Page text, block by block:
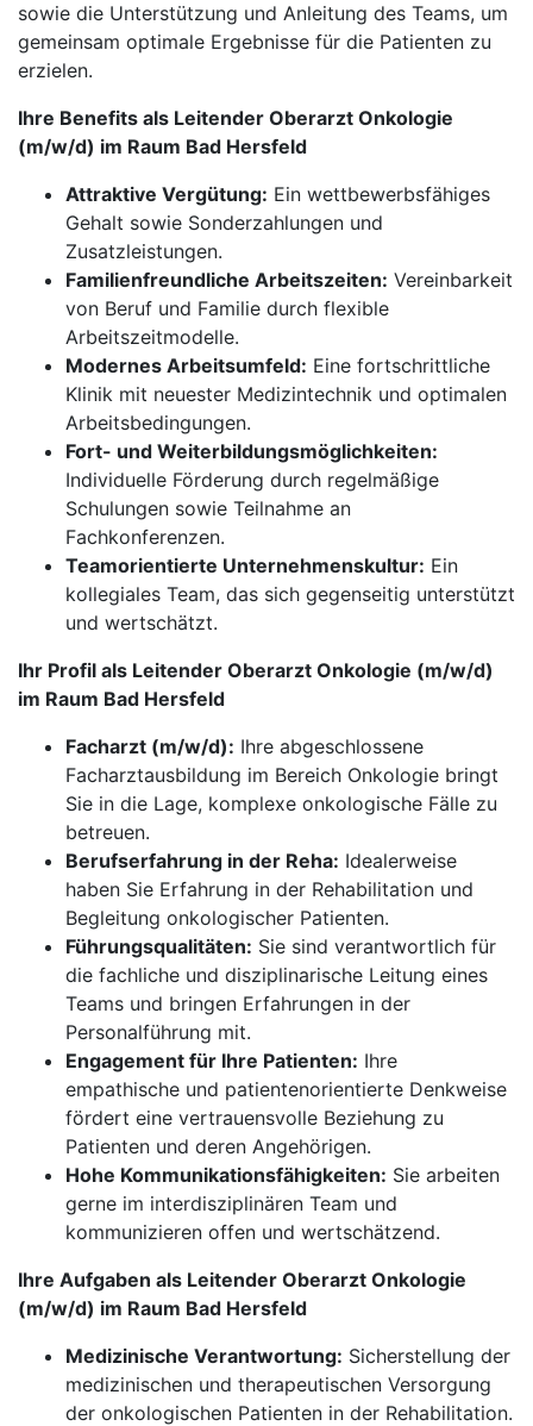
sowie die Unterstützung und Anleitung des Teams, um
gemeinsam optimale Ergebnisse für die Patienten zu
erzielen.
Ihre Benefits als Leitender Oberarzt Onkologie
(m/w/d) im Raum Bad Hersfeld
Attraktive Vergütung: Ein wettbewerbsfähiges
Gehalt sowie Sonderzahlungen und
Zusatzleistungen.
Familienfreundliche Arbeitszeiten: Vereinbarkeit
von Beruf und Familie durch flexible
Arbeitszeitmodelle.
Modernes Arbeitsumfeld: Eine fortschrittliche
Klinik mit neuester Medizintechnik und optimalen
Arbeitsbedingungen.
Fort- und Weiterbildungsmöglichkeiten:
Individuelle Förderung durch regelmäßige
Schulungen sowie Teilnahme an
Fachkonferenzen.
Teamorientierte Unternehmenskultur: Ein
kollegiales Team, das sich gegenseitig unterstützt
und wertschätzt.
Ihr Profil als Leitender Oberarzt Onkologie (m/w/d)
im Raum Bad Hersfeld
Facharzt (m/w/d): Ihre abgeschlossene
Facharztausbildung im Bereich Onkologie bringt
Sie in die Lage, komplexe onkologische Fälle zu
betreuen.
Berufserfahrung in der Reha: Idealerweise
haben Sie Erfahrung in der Rehabilitation und
Begleitung onkologischer Patienten.
Führungsqualitäten: Sie sind verantwortlich für
die fachliche und disziplinarische Leitung eines
Teams und bringen Erfahrungen in der
Personalführung mit.
Engagement für Ihre Patienten: Ihre
empathische und patientenorientierte Denkweise
fördert eine vertrauensvolle Beziehung zu
Patienten und deren Angehörigen.
Hohe Kommunikationsfähigkeiten: Sie arbeiten
gerne im interdisziplinären Team und
kommunizieren offen und wertschätzend.
Ihre Aufgaben als Leitender Oberarzt Onkologie
(m/w/d) im Raum Bad Hersfeld
Medizinische Verantwortung: Sicherstellung der
medizinischen und therapeutischen Versorgung
der onkologischen Patienten in der Rehabilitation.